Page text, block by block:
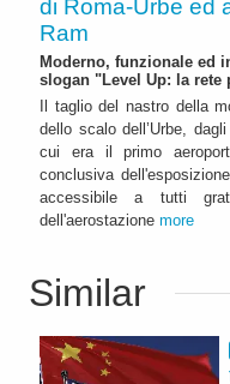
di Roma-Urbe ed
Ram
Moderno, funzionale ed
slogan "Level Up: la rete
Il taglio del nastro della
dello scalo dell’Urbe,
cui era il primo
conclusiva
accessibile a tutti
dell'aerostazione more
Similar